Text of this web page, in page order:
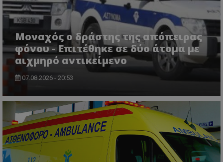
Μοναχός ο δράστης της απόπειρας
φόνου - Επιτέθηκε σε δύο άτομα με
αιχμηρό αντικείμενο
07.08.2026 - 20:53
ASP.NET_SessionId
Microsoft Corporation